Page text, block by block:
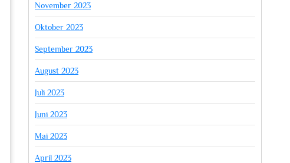
November 2023
Oktober 2023
September 2023
August 2023
Juli 2023
Juni 2023
Mai 2023
April 2023